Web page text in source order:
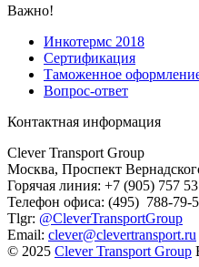
Важно!
Инкотермс 2018
Сертификация
Таможенное
Вопрос-ответ
Контактная информация
Clever Transport Group
Москва, Проспект
Горячая линия: +7 (905) 757
Телефон офиса: (495) 788-79-
Tlgr: @CleverTransportGroup
Email: clever@clevertransport.ru
© 2025 Clever Transport Group